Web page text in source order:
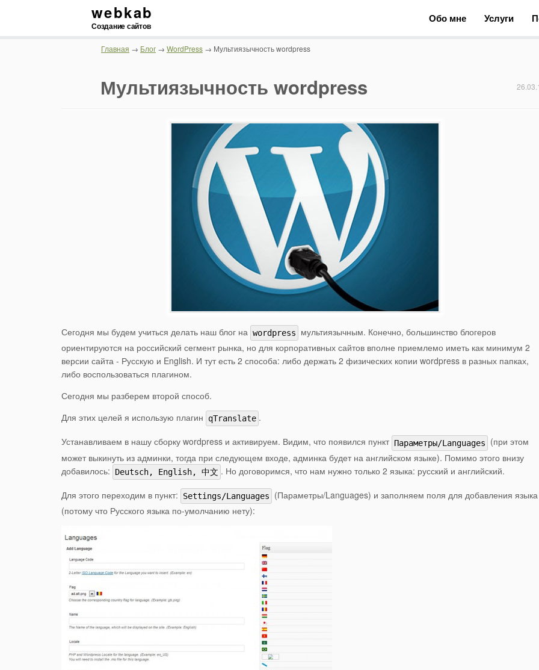
webkab
Создание сайтов
Обо мне Услуги
Мультиязычность wordpress
Сегодня мы будем учиться делать наш блог на wordpress
мультиязычным. Конечно, большинство блогеров
ориентируются на российский сегмент рынка, но для корпоративных сайтов вполне приемлемо иметь как минимум 2
версии сайта - Русскую и English. И тут есть 2 способа: либо держать 2 физических копии wordpress в разных папках,
либо воспользоваться плагином.
Сегодня мы разберем второй способ.
Для этих целей я использую плагин
qTranslate .
Устанавливаем в нашу сборку wordpress и активируем. Видим, что появился пункт Параметры/Languages
(при этом
может выкинуть из админки, тогда при следующем входе, админка будет на английском языке). Помимо этого внизу
добавилось:
Deutsch, English, 中文 . Но договоримся, что нам нужно только 2 языка: русский и английский.
Для этого переходим в пункт: Settings/Languages
(Параметры/Languages) и заполняем поля для добавления языка
(потому что Русского языка по-умолчанию нету):
Главная → Блог → WordPress → Мультиязычность wordpress